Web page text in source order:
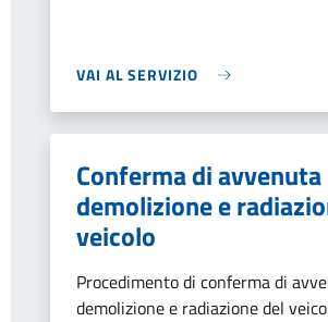
VAI AL SERVIZIO
Conferma di avvenuta
demolizione e
veicolo
Procedimento di conferma di
demolizione e radiazione del